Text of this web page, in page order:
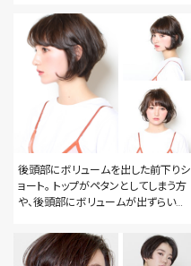
合わせてメリハリのあるカットをする
事で、朝のスタイリングが簡単になり
ます！ スタイリングが上手く行かない
方、トップがペタンとしてしまう方、
是非一度ご相談ください！
後頭部にボリュームを出した前下りシ
ョート。 トップがペタンとしてしまう方
や、後頭部にボリュームが出ずらい方
形やえりあしの癖に合わせてカットす
る事で、朝のスタイリングが簡単にな